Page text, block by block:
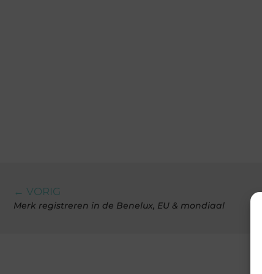
← VORIG
Merk registreren in de Benelux, EU & mondiaal